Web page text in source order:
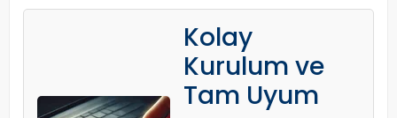
Kolay
Kurulum ve
Tam Uyum